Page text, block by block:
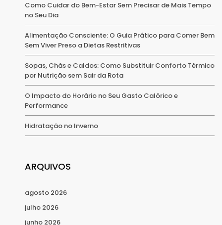
Como Cuidar do Bem-Estar Sem Precisar de Mais Tempo
no Seu Dia
Alimentação Consciente: O Guia Prático para Comer Bem
Sem Viver Preso a Dietas Restritivas
Sopas, Chás e Caldos: Como Substituir Conforto Térmico
por Nutrição sem Sair da Rota
O Impacto do Horário no Seu Gasto Calórico e
Performance
Hidratação no Inverno
ARQUIVOS
agosto 2026
julho 2026
junho 2026